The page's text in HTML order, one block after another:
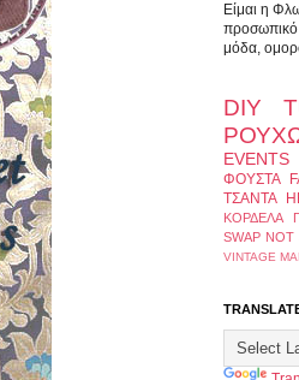
Είμαι η
προσωπικό
μόδα,
DIY
EVENTS
ΦΟΥΣΤΑ
ΤΣΑΝΤΑ
ΚΟΡΔΕΛΑ
SWAP NOT
VINTAGE